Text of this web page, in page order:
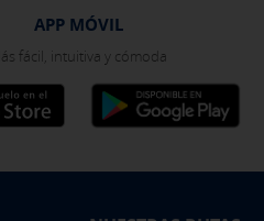
APP MÓVIL
fácil, intuitiva y cómoda